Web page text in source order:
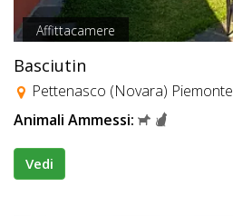
Affittacamere
Basciutin
Pettenasco (Novara) Piemonte
Animali Ammessi:
Vedi